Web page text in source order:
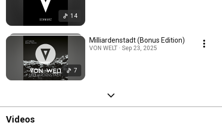
14
7
Milliardenstadt (Bonus Edition)
VON WELT · Sep 23, 2025
Videos